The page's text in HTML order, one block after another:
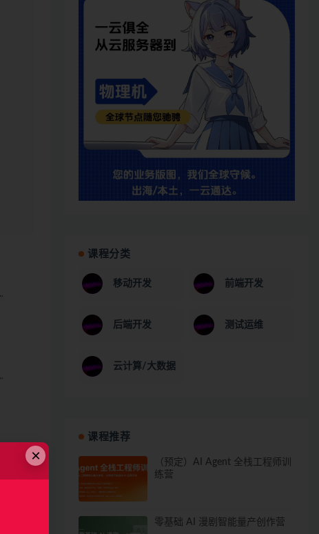
课程分类
移动开发 前端开发
后端开发 测试运维
云计算/大数据
课程推荐
（预定）AI Agent 全栈工程师训
练营
零基础 AI 漫剧智能量产创作营
×